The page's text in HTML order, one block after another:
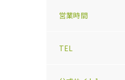
営業時間
TEL